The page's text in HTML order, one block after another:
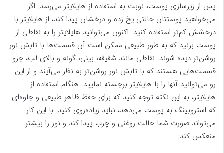
پس از زیرسازی پوست، نوبت به استفاده از هایلایتر می‌رسد. اگر
می‌خواهید پوستتان حالتی یخ زده و درخشان پیدا کند، از هایلایتر با
درخشش کم‌تر استفاده کنید. اکنون می‌توانید هایلایتر را به نقاطی از
پوست بزنید که به طور طبیعی ممکن است آن قسمت‌ها با تابش نور
روشن‌تر دیده شوند. نقاطی مانند شقیقه، بینی، گونه و بالای لب، جزو
قسمت‌هایی هستند که با تابش نور روشن‌تر به نظر می‌آیند و از این
رو می‌توانید آنها را با هایلایتر برجسته نمایید. هنگام استفاده از
هایلایتر، به این نکته توجه کنید که برای حفظ ظاهر طبیعی و جلوه‌ای
که استروبینگ به پوست می‌دهد، نباید زیاده‌روی کنید. با این کار
می‌تواند صورت شما حالت روغنی و چرب پیدا کند و نور را بیشتر
منعکس کند.